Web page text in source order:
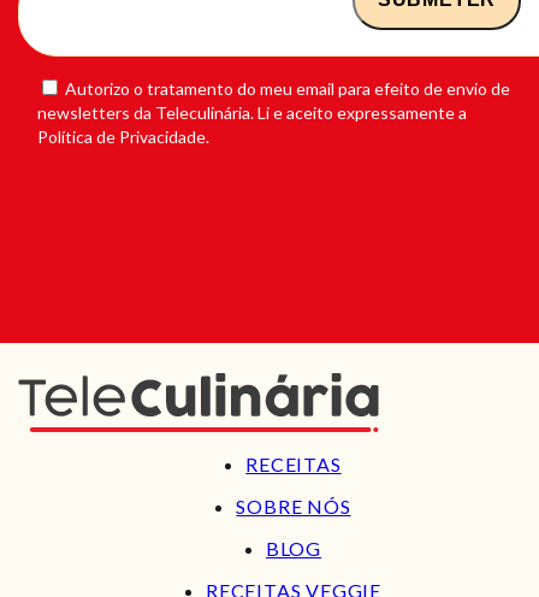
Autorizo o tratamento do meu email para efeito de envio de
newsletters da Teleculinária. Li e aceito expressamente a
Política de Privacidade.
RECEITAS
SOBRE NÓS
BLOG
RECEITAS VEGGIE